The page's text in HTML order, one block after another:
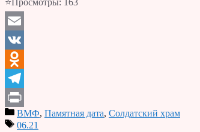
⭐Просмотры: 163
Email
VK
Odnoklassniki
Telegram
PrintВМФ, Памятная дата, Солдатский храм
06.21